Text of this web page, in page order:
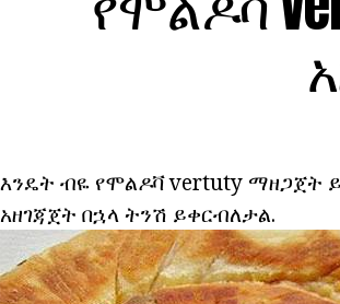
እንዴት ብዬ የሞልዶቫ vertuty ማዘጋጀት
አዘገጃጀት በኋላ ትንሽ ይቀርብለታል.